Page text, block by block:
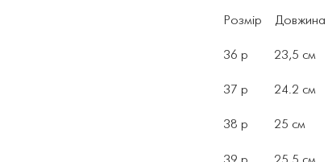
Розмір Довжина
36 р 23,5 см
37 р 24.2 см
38 р 25 см